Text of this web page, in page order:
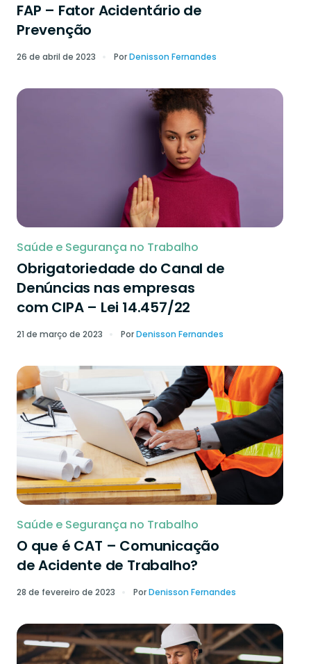
FAP – Fator Acidentário de
Prevenção
26 de abril de 2023 PorDenisson Fernandes
Saúde e Segurança no Trabalho
Obrigatoriedade do Canal de
Denúncias nas empresas
com CIPA – Lei 14.457/22
21 de março de 2023 PorDenisson Fernandes
Saúde e Segurança no Trabalho
O que é CAT – Comunicação
de Acidente de Trabalho?
28 de fevereiro de 2023 PorDenisson Fernandes